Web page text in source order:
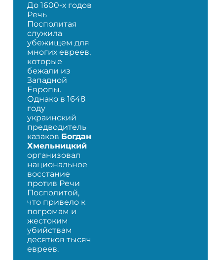
До 1600-х годов
Речь
Посполитая
служила
убежищем для
многих евреев,
которые
бежали из
Западной
Европы.
Однако в 1648
году
украинский
предводитель
казаков Богдан
Хмельницкий
организовал
национальное
восстание
против Речи
Посполитой,
что привело к
погромам и
жестоким
убийствам
десятков тысяч
евреев.